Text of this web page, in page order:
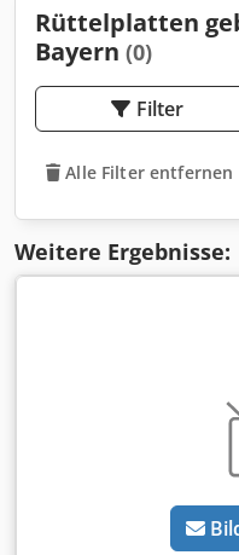
Rüttelplatten
Bayern (0)
Filter
Alle Filter entfernen
Weitere Ergebnisse: